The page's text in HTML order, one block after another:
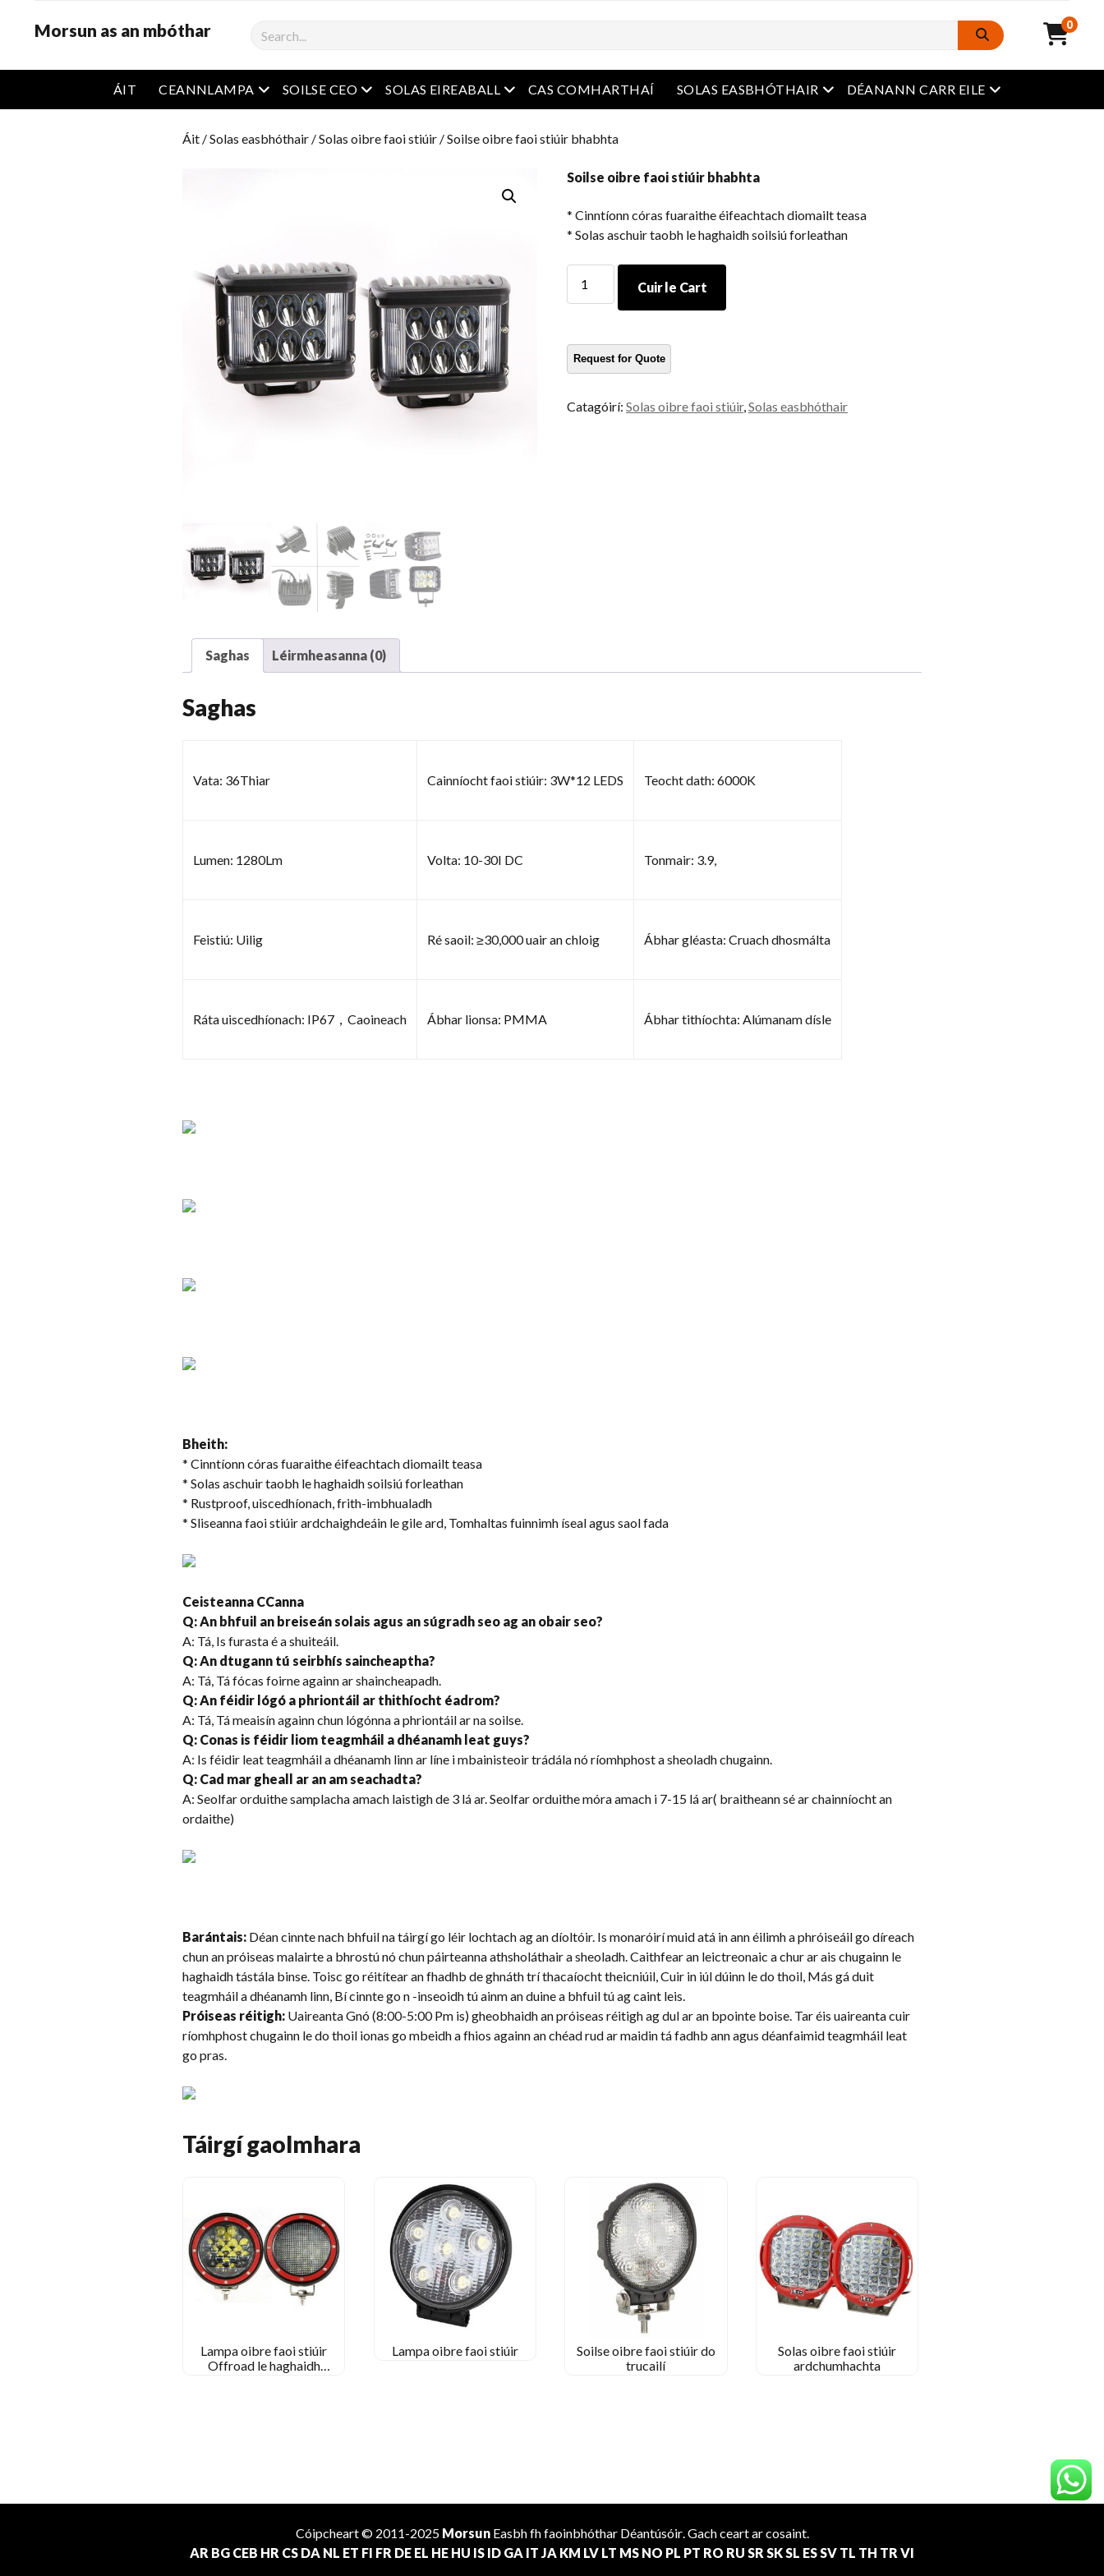
Morsun as an mbóthar Cíor 0
ÁIT CEANNLAMPA roghchlár oscailte
SOILSE CEO roghchlár oscailte
SOLAS EIREABALL roghchlár oscailte
CAS COMHARTHAÍ SOLAS EASBHÓTHAIR roghchlár oscailte
DÉANANN CARR EILE roghchlár oscailte
Áit /Solas easbhóthair /Solas oibre faoi stiúir / Soilse oibre faoi stiúir bhabhta
Soilse oibre faoi stiúir bhabhta
* Cinntíonn córas fuaraithe éifeachtach diomailt teasa
* Solas aschuir taobh le haghaidh soilsiú forleathan
oibre
bhabhta
cainníocht
Cuir le Cart
Catagóirí: Solas oibre faoi stiúir,Solas easbhóthair
Saghas Léirmheasanna (0)
Saghas
Vata: 36Thiar Cainníocht faoi stiúir: 3W*12 LEDS Teocht dath: 6000K
Lumen: 1280Lm Volta: 10-30I DC Tonmair: 3.9,
Feistiú: Uilig Ré saoil: ≥30,000 uair an chloig Ábhar gléasta: Cruach dhosmálta
Ráta uiscedhíonach: IP67，Caoineach Ábhar lionsa: PMMA Ábhar tithíochta: Alúmanam dísle
Bheith:
* Cinntíonn córas fuaraithe éifeachtach diomailt teasa
* Solas aschuir taobh le haghaidh soilsiú forleathan
* Rustproof, uiscedhíonach, frith-imbhualadh
* Sliseanna faoi stiúir ardchaighdeáin le gile ard, Tomhaltas fuinnimh íseal agus saol fada
Ceisteanna CCanna
Q: An bhfuil an breiseán solais agus an súgradh seo ag an obair seo?
A: Tá, Is furasta é a shuiteáil.
Q: An dtugann tú seirbhís saincheaptha?
A: Tá, Tá fócas foirne againn ar shaincheapadh.
Q: An féidir lógó a phriontáil ar thithíocht éadrom?
A: Tá, Tá meaisín againn chun lógónna a phriontáil ar na soilse.
Q: Conas is féidir liom teagmháil a dhéanamh leat guys?
A: Is féidir leat teagmháil a dhéanamh linn ar líne i mbainisteoir trádála nó ríomhphost a sheoladh chugainn.
Q: Cad mar gheall ar an am seachadta?
A: Seolfar orduithe samplacha amach laistigh de 3 lá ar. Seolfar orduithe móra amach i 7-15 lá ar( braitheann sé ar chainníocht an
ordaithe)
Barántais: Déan cinnte nach bhfuil na táirgí go léir lochtach ag an díoltóir. Is monaróirí muid atá in ann éilimh a phróiseáil go díreach
chun an próiseas malairte a bhrostú nó chun páirteanna athsholáthair a sheoladh. Caithfear an leictreonaic a chur ar ais chugainn le
haghaidh tástála binse. Toisc go réitítear an fhadhb de ghnáth trí thacaíocht theicniúil, Cuir in iúl dúinn le do thoil, Más gá duit
teagmháil a dhéanamh linn, Bí cinnte go n -inseoidh tú ainm an duine a bhfuil tú ag caint leis.
Próiseas réitigh: Uaireanta Gnó (8:00-5:00 Pm is) gheobhaidh an próiseas réitigh ag dul ar an bpointe boise. Tar éis uaireanta cuir
ríomhphost chugainn le do thoil ionas go mbeidh a fhios againn an chéad rud ar maidin tá fadhb ann agus déanfaimid teagmháil leat
go pras.
Táirgí gaolmhara
Lampa oibre faoi stiúir
Offroad le haghaidh
Lampa oibre faoi stiúir
Soilse oibre faoi stiúir do
trucailí
Solas oibre faoi stiúir
ardchumhachta
Cóipcheart © 2011-2025 MorsunEasbh fh faoinbhóthar Déantúsóir. Gach ceart ar cosaint.
AR BG CEB HR CS DA NL ET FI FR DE EL HE HU IS ID GA IT JA KM LV LT MS NO PL PT RO RU SR SKSL ESSV TL TH TR VI